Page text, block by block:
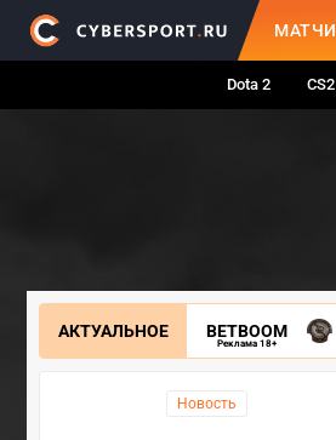
МАТЧИ
Dota 2 CS2
АКТУАЛЬНОЕ BETBOOM
Реклама 18+
Новость